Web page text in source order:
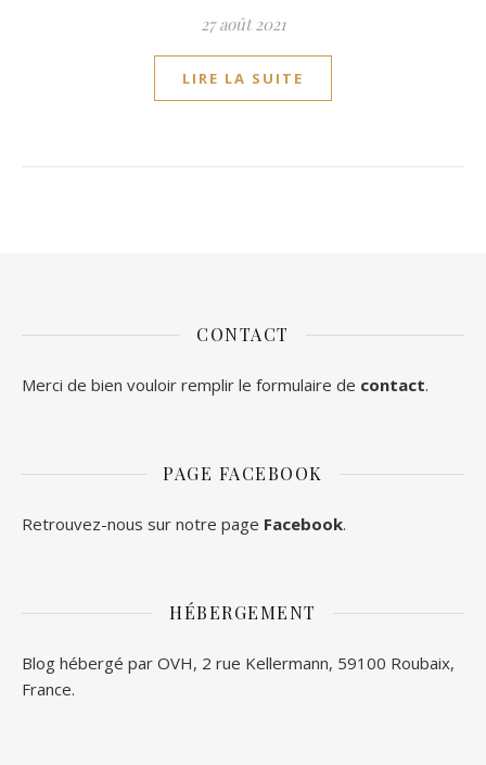
27 août 2021
LIRE LA SUITE
CONTACT
Merci de bien vouloir remplir le formulaire de contact.
PAGE FACEBOOK
Retrouvez-nous sur notre page Facebook.
HÉBERGEMENT
Blog hébergé par OVH, 2 rue Kellermann, 59100 Roubaix,
France.